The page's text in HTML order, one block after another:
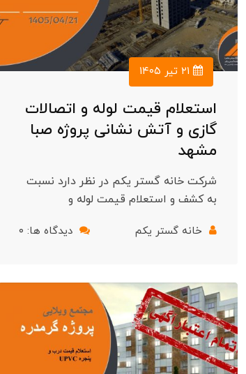
۲۱ تیر ۱۴۰۵
استعلام قیمت لوله و اتصالات
گازی و آتش نشانی پروژه صبا
مشهد
شرکت خانه گستر یکم در نظر دارد نسبت
به کشف و استعلام قیمت لوله و
خانه گستر یکم دیدگاه ها: ۰